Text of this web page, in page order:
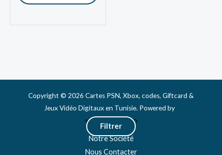
Filtrer
Copyright © 2026 Cartes PSN, Xbox, codes, Giftcard &
Jeux Vidéo Digitaux en Tunisie. Powered by
www.webshop.tn
Notre Société
Nous Contacter